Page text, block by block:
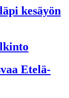
kesäyön
Etelä-